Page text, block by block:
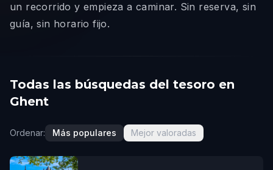
un recorrido y empieza a caminar. Sin reserva, sin
guía, sin horario fijo.
Todas las búsquedas del tesoro en
Ghent
Ordenar: Más populares Mejor valoradas